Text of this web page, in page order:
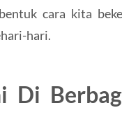
cara kita
hari.
Di